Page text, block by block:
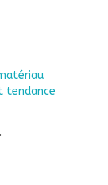
tendance